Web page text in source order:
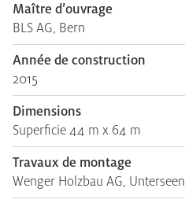
Maître d’ouvrage
BLS AG, Bern
Année de construction
2015
Dimensions
Superficie 44 m x 64 m
Travaux de montage
Wenger Holzbau AG, Unterseen